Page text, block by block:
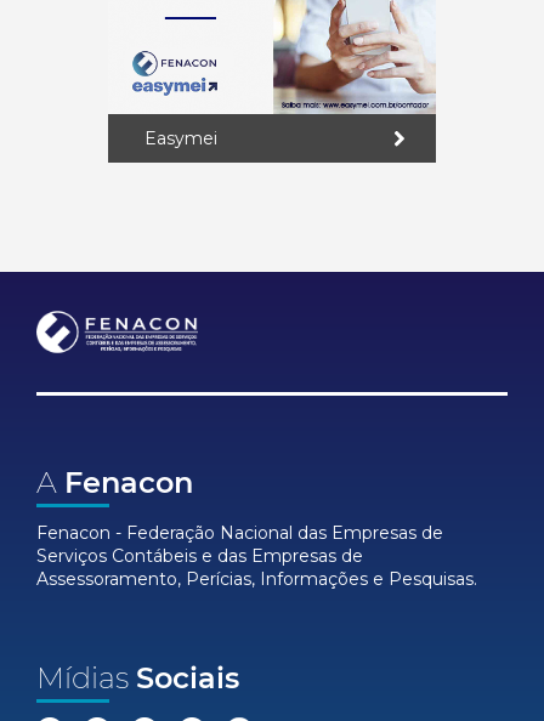
Easymei
A Fenacon
Fenacon - Federação Nacional das Empresas de
Serviços Contábeis e das Empresas de
Assessoramento, Perícias, Informações e Pesquisas.
Mídias Sociais